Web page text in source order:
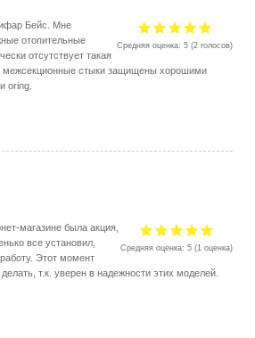
Средняя оценка:5 (2 голосов)
Бейс. Мне
отопительные
отсутствует такая
межсекционные стыки защищены хорошими
oring.
Средняя оценка:5 (1 оценка)
магазине была акция,
все установил,
Этот момент
т.к. уверен в надежности этих моделей.